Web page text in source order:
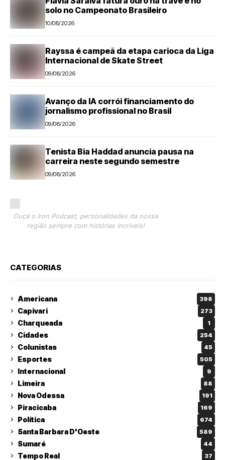
solo no Campeonato Brasileiro
10/08/2026
Rayssa é campeã da etapa carioca da Liga
Internacional de Skate Street
09/08/2026
Avanço da IA corrói financiamento do
jornalismo profissional no Brasil
09/08/2026
Tenista Bia Haddad anuncia pausa na
carreira neste segundo semestre
09/08/2026
Ouça o Iron Podcast, personalidades da nossa
região sempre com histórias incríveis!
CATEGORIAS
Americana 398
Capivari 273
Charqueada 1
Cidades 254
Colunistas 45
Esportes 505
Internacional 9
Limeira 88
Nova Odessa 191
Piracicaba 169
Política 674
Santa Barbara D'Oeste 589
Sumaré 44
Tempo Real 37